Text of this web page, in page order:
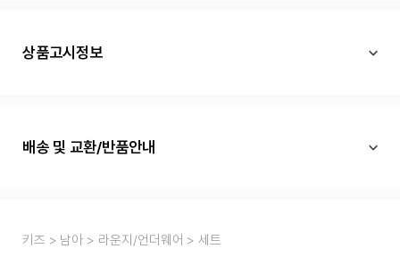
상품고시정보
배송 및 교환/반품안내
키즈 남아 라운지/언더웨어 세트